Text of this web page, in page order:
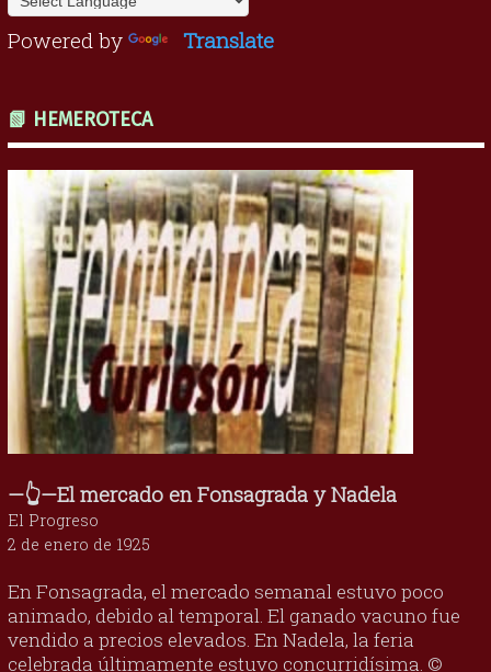
Powered by Translate
📗 HEMEROTECA
—👆—El mercado en Fonsagrada y Nadela
El Progreso
2 de enero de 1925
En Fonsagrada, el mercado semanal estuvo poco
animado, debido al temporal. El ganado vacuno fue
vendido a precios elevados. En Nadela, la feria
celebrada últimamente estuvo concurridísima. ©